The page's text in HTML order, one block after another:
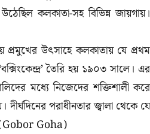
কলকাতা-সহ বিভিন্ন জায়গায়।
প্রমুখের উৎসাহে কলকাতায় যে প্রথম
তৈরি হয় ১৯০৩ সালে। এর
মধ্যে নিজেদের শক্তিশালী করে
পরাধীনতার জ্বালা থেকে যে
(Gobor Goha)